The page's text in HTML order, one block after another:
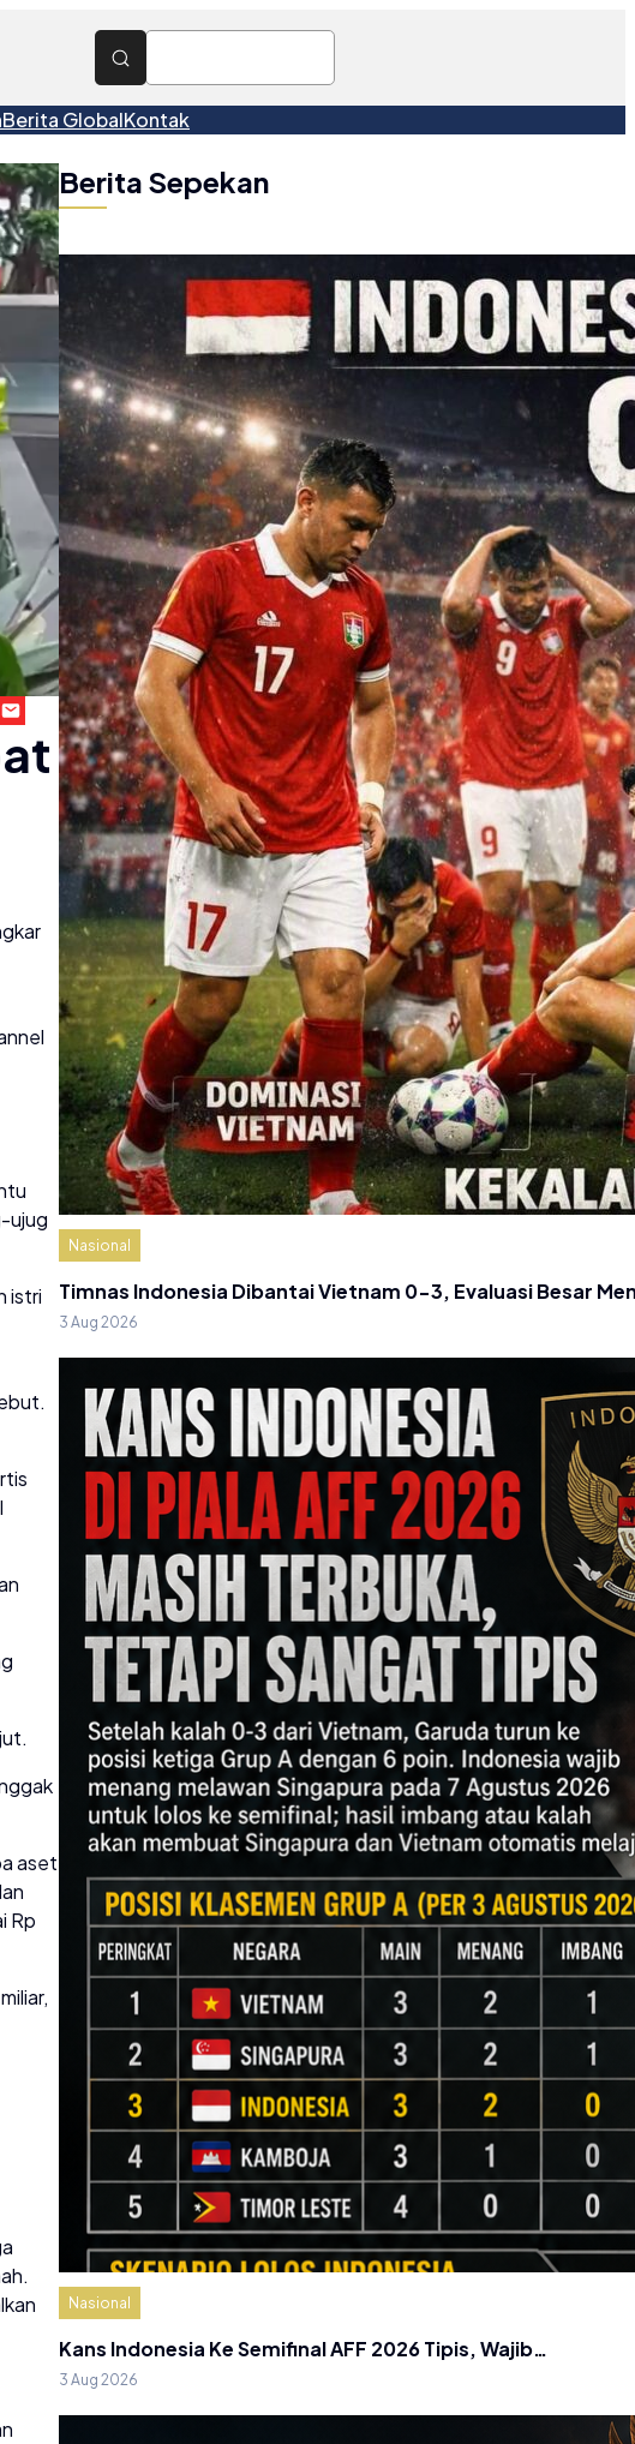
Berita GlobalKontak
ujug
istri
aset
Rp
Berita Sepekan
Nasional
Timnas Indonesia Dibantai Vietnam 0-3, Evaluasi Besar
3 Aug 2026
Nasional
Kans Indonesia Ke Semifinal AFF 2026 Tipis, Wajib…
3 Aug 2026